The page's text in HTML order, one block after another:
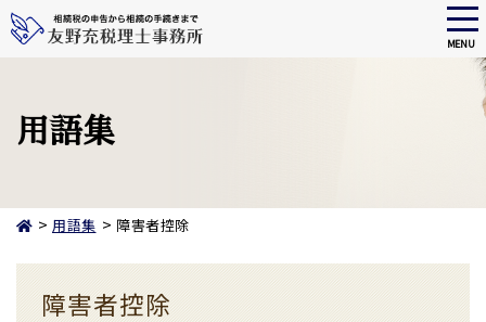
main
content
MENU
用語集
> 用語集 > 障害者控除
障害者控除